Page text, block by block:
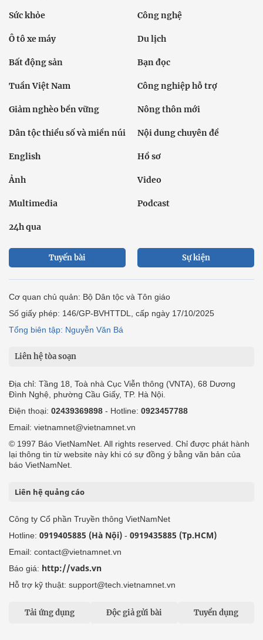
Sức khỏe Công nghệ
Ô tô xe máy Du lịch
Bất động sản Bạn đọc
Tuần Việt Nam Công nghiệp hỗ trợ
Giảm nghèo bền vững Nông thôn mới
Dân tộc thiểu số và miền núi Nội dung chuyên đề
English Hồ sơ
Ảnh Video
Multimedia Podcast
24h qua
Tuyến bài Sự kiện
Cơ quan chủ quản: Bộ Dân tộc và Tôn giáo
Số giấy phép: 146/GP-BVHTTDL, cấp ngày 17/10/2025
Tổng biên tập: Nguyễn Văn Bá
Liên hệ tòa soạn
Địa chỉ: Tầng 18, Toà nhà Cục Viễn thông (VNTA), 68 Dương
Đình Nghệ, phường Cầu Giấy, TP. Hà Nội.
Điện thoại: 02439369898 - Hotline: 0923457788
Email: vietnamnet@vietnamnet.vn
© 1997 Báo VietNamNet. All rights reserved. Chỉ được phát hành
lại thông tin từ website này khi có sự đồng ý bằng văn bản của
báo VietNamNet.
Liên hệ quảng cáo
Công ty Cổ phần Truyền thông VietNamNet
Hotline: 0919405885 (Hà Nội) - 0919435885 (Tp.HCM)
Email: contact@vietnamnet.vn
Báo giá: http://vads.vn
Hỗ trợ kỹ thuật: support@tech.vietnamnet.vn
Tải ứng dụng Độc giả gửi bài Tuyển dụng